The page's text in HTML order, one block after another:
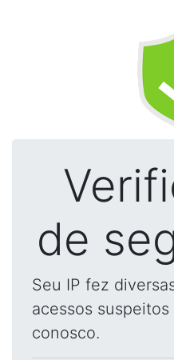
de
Seu IP fez
acessos
conosco.